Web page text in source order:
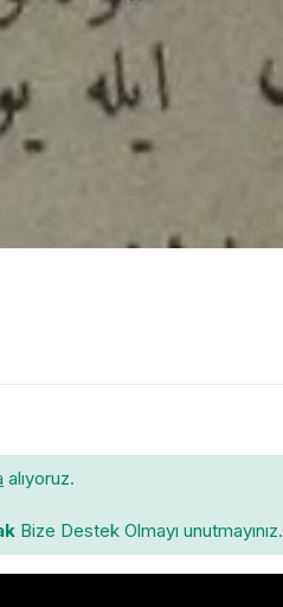
alıyoruz.
Bize Destek Olmayı unutmayınız.